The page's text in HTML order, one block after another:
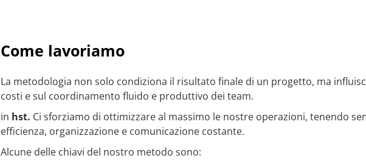
Come lavoriamo
La metodologia non solo condiziona il risultato finale di un progetto, ma
costi e sul coordinamento fluido e produttivo dei team.
in hst. Ci sforziamo di ottimizzare al massimo le nostre operazioni, tenendo
efficienza, organizzazione e comunicazione costante.
Alcune delle chiavi del nostro metodo sono: